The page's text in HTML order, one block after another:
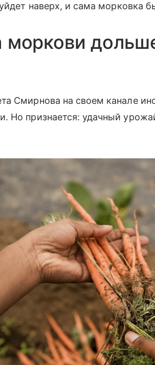
наверх, и сама морковка
моркови
Смирнова на своем канале
Но признается: удачный